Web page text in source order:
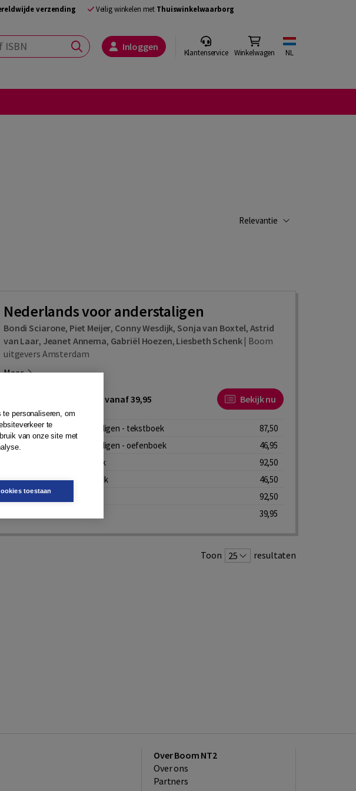
verzending Veilig winkelen met Thuiswinkelwaarborg
Inloggen Klantenservice Winkelwagen NL
Relevantie
Nederlands voor anderstaligen
Bondi Sciarone, Piet Meijer, Conny Wesdijk, Sonja van Boxtel, Astrid
van Laar, Jeanet Annema, Gabriël Hoezen, Liesbeth Schenk| Boom
uitgevers Amsterdam
Meer
Bevat 6 onderdelen, prijs vanaf 39,95 Bekijk nu
Nederlands voor anderstaligen - tekstboek
87,50
Nederlands voor anderstaligen - oefenboek
46,95
Tweede ronde - tekstboek
92,50
Tweede ronde - oefenboek
46,50
Derde ronde
92,50
39,95
Toon 25 resultaten
Over Boom NT2
Over ons
Partners
personaliseren, om
te
van onze site met
toestaan